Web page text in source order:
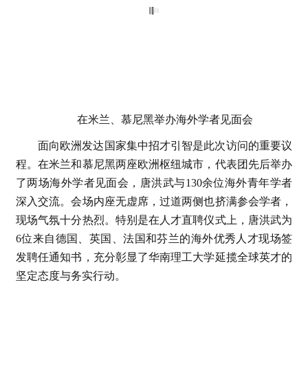
在米兰、慕尼黑举办海外学者见面会
面向欧洲发达国家集中招才引智是此次访问的重要议
程。在米兰和慕尼黑两座欧洲枢纽城市，代表团先后举办
了两场海外学者见面会，唐洪武与130余位海外青年学者
深入交流。会场内座无虚席，过道两侧也挤满参会学者，
现场气氛十分热烈。特别是在人才直聘仪式上，唐洪武为
6位来自德国、英国、法国和芬兰的海外优秀人才现场签
发聘任通知书，充分彰显了华南理工大学延揽全球英才的
坚定态度与务实行动。